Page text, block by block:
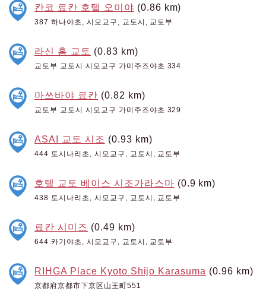
칸코 료칸 호텔 오미야 (0.86 km)
387 하나야초, 시모교구, 교토시, 교토부
라신 홈 교토 (0.83 km)
교토부 교토시 시모교구 가미주즈야초 334
마쓰바야 료칸 (0.82 km)
교토부 교토시 시모교구 가미주즈야초 329
ASAI 교토 시조 (0.93 km)
444 토시나리초, 시모교구, 교토시, 교토부
호텔 교토 베이스 시조가라스마 (0.9 km)
438 토시나리초, 시모교구, 교토시, 교토부
료칸 시미즈 (0.49 km)
644 카기야초, 시모교구, 교토시, 교토부
RIHGA Place Kyoto Shijo Karasuma (0.96 km)
京都府京都市下京区山王町551